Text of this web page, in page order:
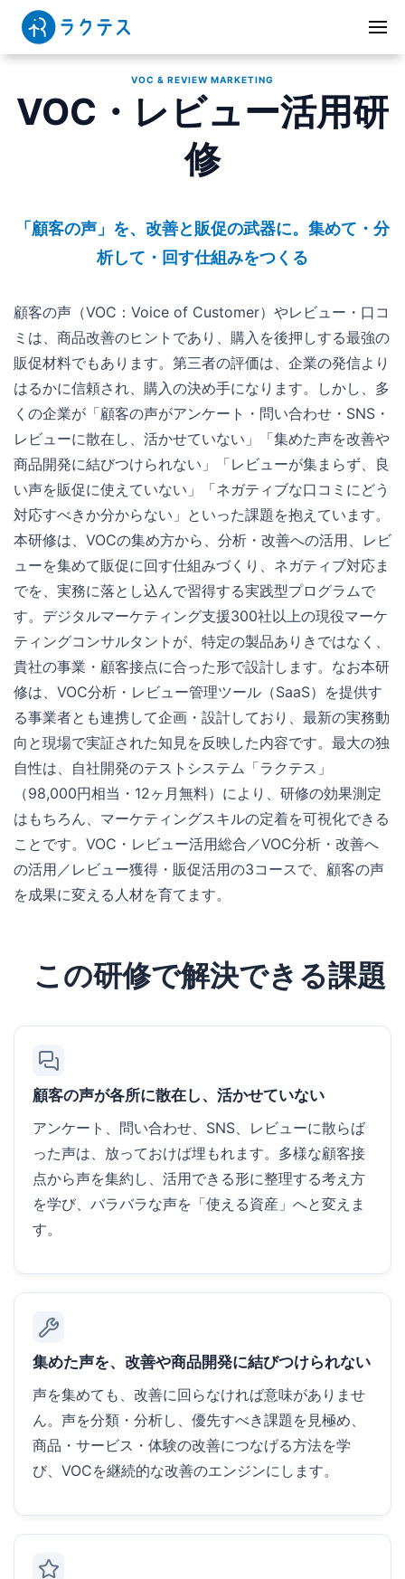
VOC & REVIEW MARKETING
VOC・レビュー活用研
修
「顧客の声」を、改善と販促の武器に。集めて・分
析して・回す仕組みをつくる
顧客の声（VOC：Voice of Customer）やレビュー・口コ
ミは、商品改善のヒントであり、購入を後押しする最強の
販促材料でもあります。第三者の評価は、企業の発信より
はるかに信頼され、購入の決め手になります。しかし、多
くの企業が「顧客の声がアンケート・問い合わせ・SNS・
レビューに散在し、活かせていない」「集めた声を改善や
商品開発に結びつけられない」「レビューが集まらず、良
い声を販促に使えていない」「ネガティブな口コミにどう
対応すべきか分からない」といった課題を抱えています。
本研修は、VOCの集め方から、分析・改善への活用、レビ
ューを集めて販促に回す仕組みづくり、ネガティブ対応ま
でを、実務に落とし込んで習得する実践型プログラムで
す。デジタルマーケティング支援300社以上の現役マーケ
ティングコンサルタントが、特定の製品ありきではなく、
貴社の事業・顧客接点に合った形で設計します。なお本研
修は、VOC分析・レビュー管理ツール（SaaS）を提供す
る事業者とも連携して企画・設計しており、最新の実務動
向と現場で実証された知見を反映した内容です。最大の独
自性は、自社開発のテストシステム「ラクテス」
（98,000円相当・12ヶ月無料）により、研修の効果測定
はもちろん、マーケティングスキルの定着を可視化できる
ことです。VOC・レビュー活用総合／VOC分析・改善へ
の活用／レビュー獲得・販促活用の3コースで、顧客の声
を成果に変える人材を育てます。
この研修で解決できる課題
顧客の声が各所に散在し、活かせていない
アンケート、問い合わせ、SNS、レビューに散らば
った声は、放っておけば埋もれます。多様な顧客接
点から声を集約し、活用できる形に整理する考え方
を学び、バラバラな声を「使える資産」へと変えま
す。
集めた声を、改善や商品開発に結びつけられない
声を集めても、改善に回らなければ意味がありませ
ん。声を分類・分析し、優先すべき課題を見極め、
商品・サービス・体験の改善につなげる方法を学
び、VOCを継続的な改善のエンジンにします。